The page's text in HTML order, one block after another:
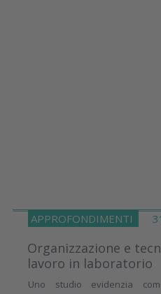
APPROFONDIMENTI
Organizzazione e
lavoro in laboratorio
Uno studio evidenzia